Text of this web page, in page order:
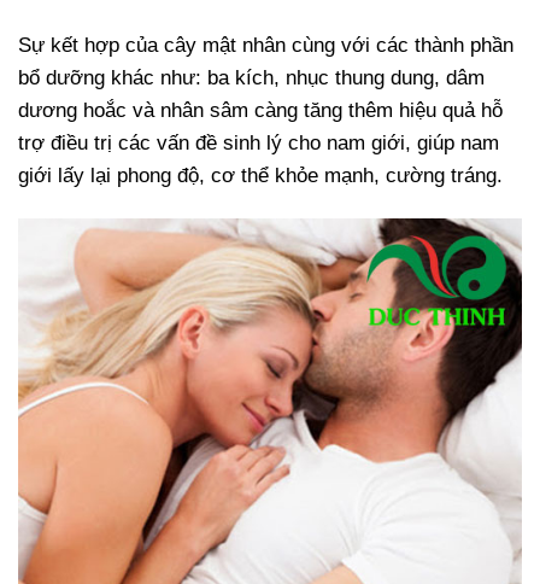
Sự kết hợp của cây mật nhân cùng với các thành phần
bổ dưỡng khác như: ba kích, nhục thung dung, dâm
dương hoắc và nhân sâm càng tăng thêm hiệu quả hỗ
trợ điều trị các vấn đề sinh lý cho nam giới, giúp nam
giới lấy lại phong độ, cơ thể khỏe mạnh, cường tráng.